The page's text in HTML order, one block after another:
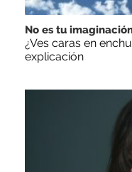
No es tu
¿Ves caras en
explicación